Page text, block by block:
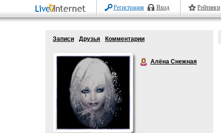
Регистрация Вход Рейтинги
Записи Друзья Комментарии
Алёна Снежная